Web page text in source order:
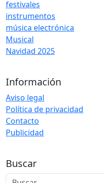
festivales
instrumentos
música electrónica
Musical
Navidad 2025
Información
Aviso legal
Política de privacidad
Contacto
Publicidad
Buscar